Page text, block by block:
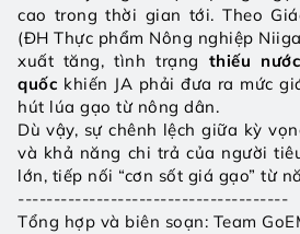
cao trong thời gian tới. Theo
(ĐH Thực phẩm Nông nghiệp
xuất tăng, tình trạng thiếu
quốc khiến JA phải đưa ra mức
hút lúa gạo từ nông dân.
Dù vậy, sự chênh lệch giữa kỳ
và khả năng chi trả của người
lớn, tiếp nối “cơn sốt giá gạo” từ
--------------------------------------
Tổng hợp và biên soạn: Team